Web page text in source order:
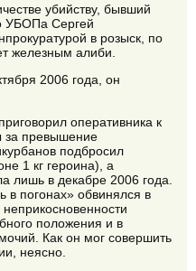
убийству, бывший
УБОПа Сергей
в розыск, по
железным алиби.
2006 года, он
оперативника к
за превышение
подбросил
1 кг героина), а
лишь в декабре 2006 года.
в погонах» обвинялся в
положения и в
Как он мог совершить
неясно.